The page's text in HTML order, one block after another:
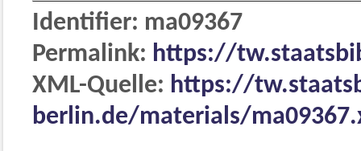
Identifier: ma09367
Permalink: https://
XML-Quelle: https://
berlin.de/materials/